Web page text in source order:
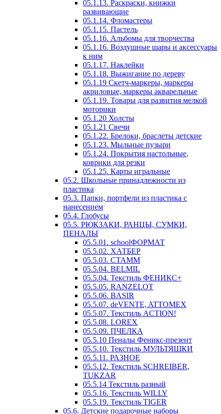
05.1.13. Раскраски, книжки
развивающие
05.1.14. Фломастеры
05.1.15. Пастель
05.1.16. Альбомы для творчества
05.1.16. Воздушные шары и аксессуары
к ним
05.1.17. Наклейки
05.1.18. Выжигание по дереву
05.1.19 Скетч-маркеры, маркеры
акриловые, маркеры акварельные
05.1.19. Товары для развития мелкой
моторики
05.1.20 Холсты
05.1.21 Свечи
05.1.22. Брелоки, браслеты детские
05.1.23. Мыльные пузыри
05.1.24. Покрытия настольные,
коврики для резки
05.1.25. Карты игральные
05.2. Школьные принадлежности из
пластика
05.3. Папки, портфели из пластика с
нанесением
05.4. Глобусы
05.5. РЮКЗАКИ, РАНЦЫ, СУМКИ,
ПЕНАЛЫ
05.5.01. schoolФОРМАТ
05.5.02. ХАТБЕР
05.5.03. СТАММ
05.5.04. BELMIL
05.5.04. Текстиль ФЕНИКС+
05.5.05. RANZELOT
05.5.06. BASIR
05.5.07. deVENTE, ATTOMEX
05.5.07. Текстиль ACTION!
05.5.08. LOREX
05.5.09. ПЧЕЛКА
05.5.10 Пеналы Феникс-презент
05.5.10. Текстиль МУЛЬТЯШКИ
05.5.11. РАЗНОЕ
05.5.12. Текстиль SCHREIBER,
TUKZAR
05.5.14 Текстиль разный
05.5.16. Текстиль WILLY
05.5.19. Текстиль TIGER
05.6. Детские подарочные наборы